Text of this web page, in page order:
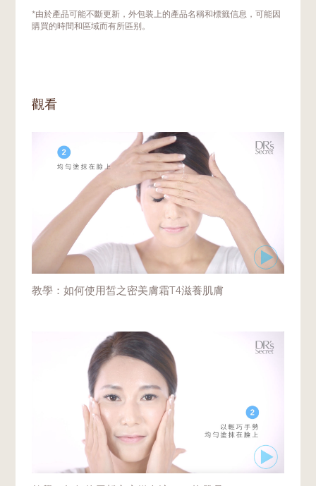
的更新並預防黑色素產生時，美膚霜T4給肌
膚提供全面的滋潤，幫助修復、滋養與賦活肌
應。待肌膚較為穩定時，可分開使用，以切換
適合您當前膚況的使用方式與步驟，以達到最
佳護膚功效。
可以。但是白天使用煥亮產品或富含植物提取
成分的產品後，需要特別注意防曬。在白天使
*由於產品可能不斷更新，外包装上的產品名稱和標籤信息，可能因
購買的時間和區域而有所區别。
觀看
教學：如何使用皙之密美膚霜T4滋養肌膚